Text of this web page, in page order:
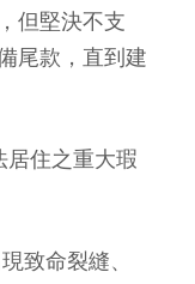
但堅決不支
尾款，直到建
居住之重大瑕
致命裂縫、